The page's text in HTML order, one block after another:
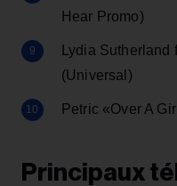
Hear Promo)
Lydia
(Universal)
Petric «Over A
Principaux